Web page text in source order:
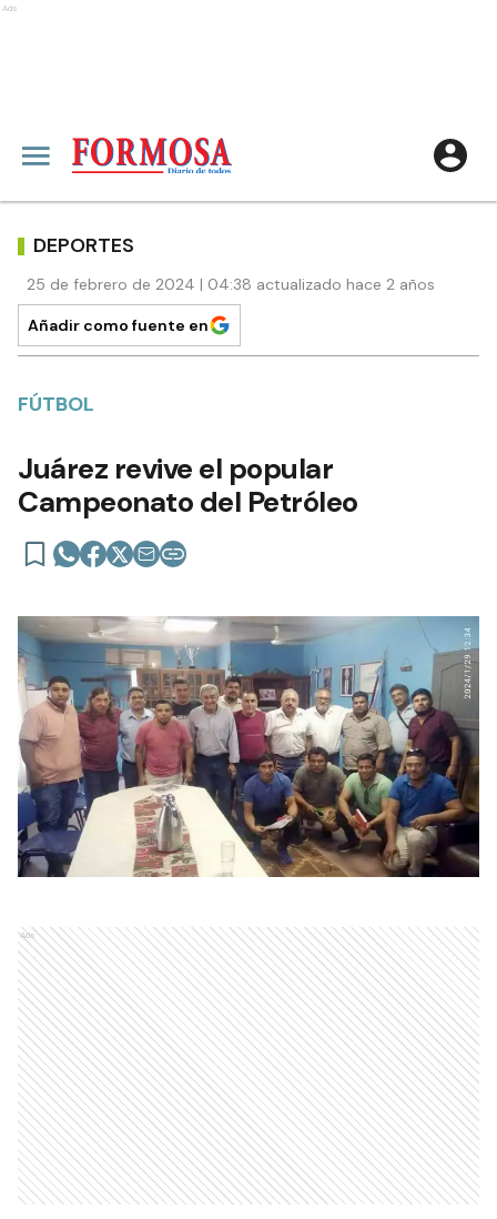
Ads
DEPORTES
25 de febrero de 2024 | 04:38 actualizado hace 2 años
Añadir como fuente en
FÚTBOL
Juárez revive el popular
Campeonato del Petróleo
Ads